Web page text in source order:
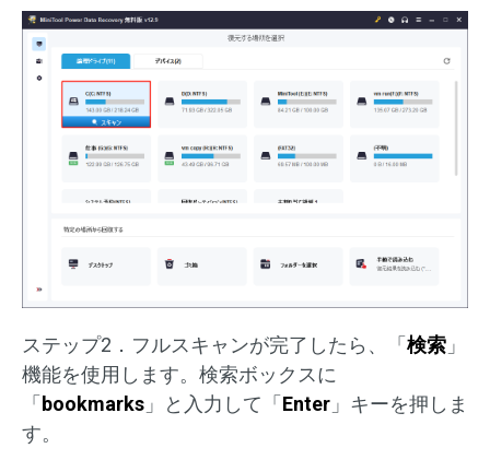
ステップ2．フルスキャンが完了したら、「 検索 」
機能を使用します。検索ボックスに
「 bookmarks 」と入力して「 Enter 」キーを押しま
す。